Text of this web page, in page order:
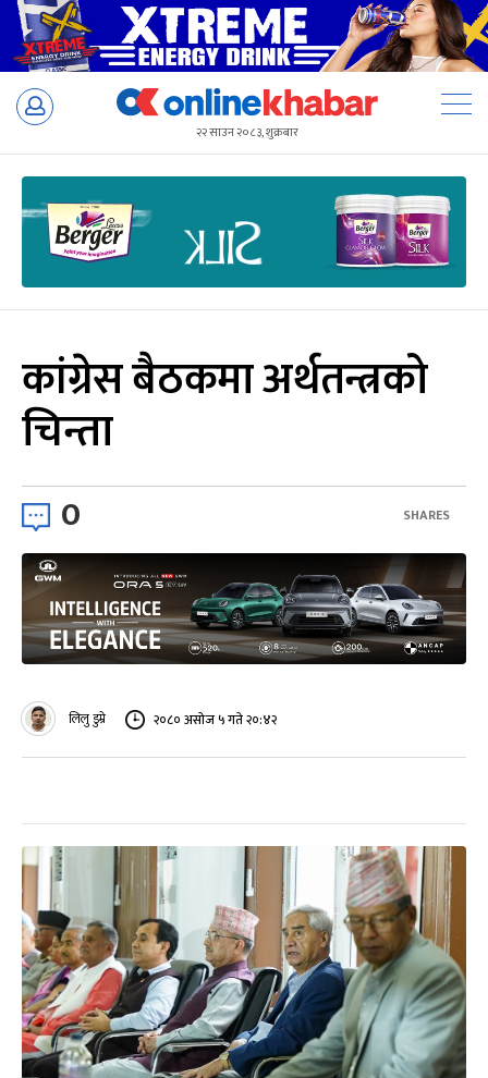
Skip
२२ साउन २०८३, शुक्रबार
कांग्रेस बैठकमा अर्थतन्त्रको
चिन्ता
0 SHARES
लिलु डुम्रे २०८० असोज ५ गते २०:४२